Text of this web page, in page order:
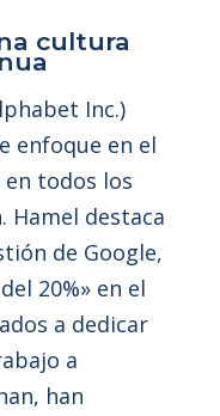
cultura
Inc.)
enfoque en el
todos los
Hamel destaca
de Google,
20%» en el
a dedicar
a
han